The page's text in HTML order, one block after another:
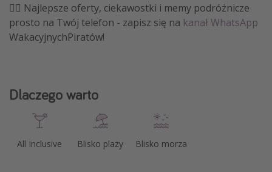
🏴‍☠️ Najlepsze oferty, ciekawostki i memy podróżnicze
prosto na Twój telefon - zapisz się na kanał WhatsApp
WakacyjnychPiratów!
Dlaczego warto
All Inclusive Blisko plaży Blisko morza